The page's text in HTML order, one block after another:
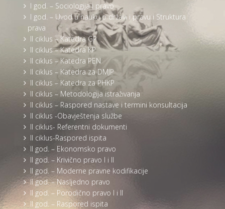
I god. – Sociologija i pravo
I god. – Uvod u nauku o državi i pravu i Struktura
prava
II ciklus – Katedra GP
II ciklus – Katedra KP
II ciklus – Katedra PEN
II ciklus – Katedra za DMJP
II ciklus – Katedra za PHKP
II ciklus – Metodologija istraživanja
II ciklus – Raspored nastave i termini konsultacija
II ciklus -Obavještenja službe
II ciklus- Referentni dokumenti
II ciklus-Raspored ispita
II god. – Ekonomsko pravo
II god. – Krivično pravo I i II
II god. – Moderne pravne kodifikacije
II god. – Nasljedno pravo
II god. – Porodično pravo I i II
II god. – Raspored ispita